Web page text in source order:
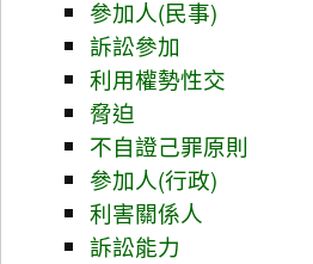
參加人(民事)
訴訟參加
利用權勢性交
脅迫
不自證己罪原則
參加人(行政)
利害關係人
訴訟能力